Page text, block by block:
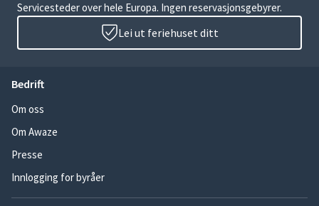
Servicesteder over hele Europa. Ingen reservasjonsgebyrer.
Lei ut feriehuset ditt
Bedrift
Om oss
Om Awaze
Presse
Innlogging for byråer